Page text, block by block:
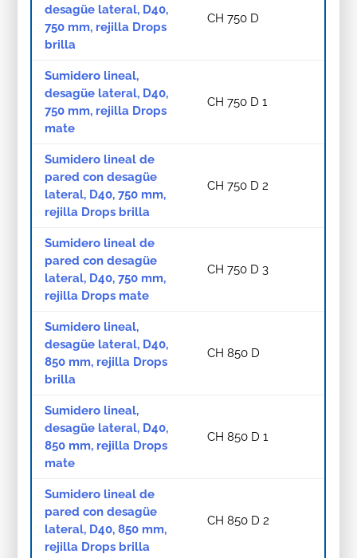
desagüe lateral, D40,
750 mm, rejilla Drops
brilla
CH 750 D
Sumidero lineal,
desagüe lateral, D40,
750 mm, rejilla Drops
mate
CH 750 D 1
Sumidero lineal de
pared con desagüe
lateral, D40, 750 mm,
rejilla Drops brilla
CH 750 D 2
Sumidero lineal de
pared con desagüe
lateral, D40, 750 mm,
rejilla Drops mate
CH 750 D 3
Sumidero lineal,
desagüe lateral, D40,
850 mm, rejilla Drops
brilla
CH 850 D
Sumidero lineal,
desagüe lateral, D40,
850 mm, rejilla Drops
mate
CH 850 D 1
Sumidero lineal de
pared con desagüe
lateral, D40, 850 mm,
rejilla Drops brilla
CH 850 D 2